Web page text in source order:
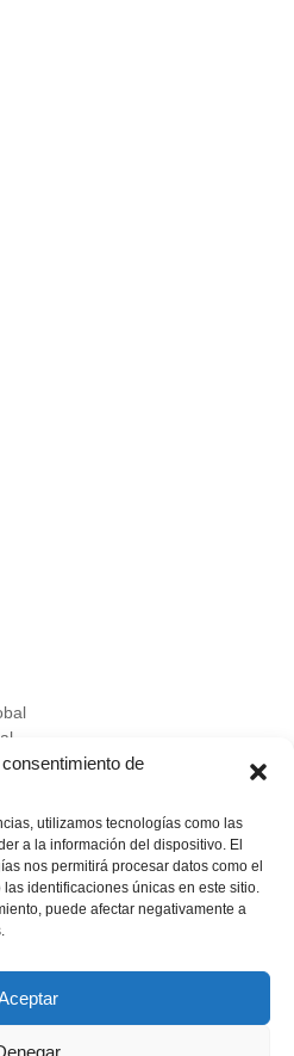
de
utilizamos tecnologías como las
a la información del dispositivo. El
nos permitirá procesar datos como el
identificaciones únicas en este sitio.
puede afectar negativamente a